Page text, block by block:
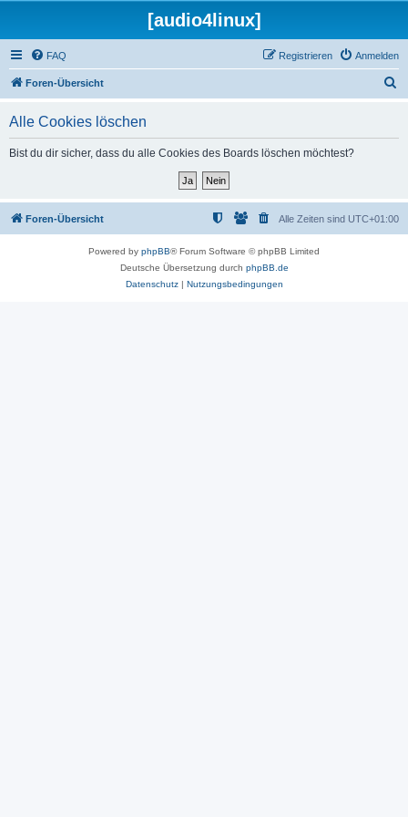
[audio4linux]
FAQ Anmelden
Registrieren
Foren-Übersicht
Alle Cookies löschen
Bist du dir sicher, dass du alle Cookies des Boards löschen möchtest?
Foren-Übersicht Alle Zeiten sind UTC+01:00
Powered by phpBB® Forum Software © phpBB Limited
Deutsche Übersetzung durch phpBB.de
Datenschutz| Nutzungsbedingungen